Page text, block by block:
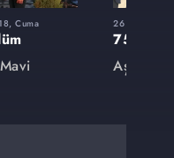
Cuma 26 Ekim 2018,
75. Bölüm
Aşk ve